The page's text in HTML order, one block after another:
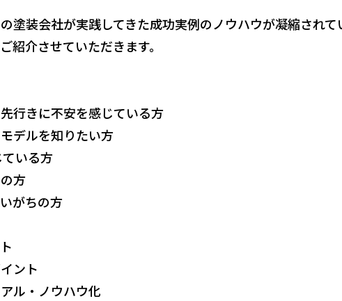
塗装会社が実践してきた成功実例のノウハウが凝縮され
紹介させていただきます。
行きに不安を感じている方
デルを知りたい方
いる方
方
がちの方
ント
ル・ノウハウ化